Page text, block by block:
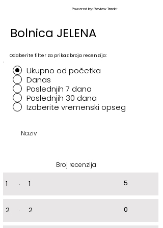
Powered by: Review Track+
Bolnica JELENA
Odaberite filter za prikaz broja recenzija:
Ukupno od početka
Danas
Poslednjih 7 dana
Poslednjih 30 dana
Izaberite vremenski opseg
Naziv
Broj recenzija
1 . 1 5
2 . 2 0